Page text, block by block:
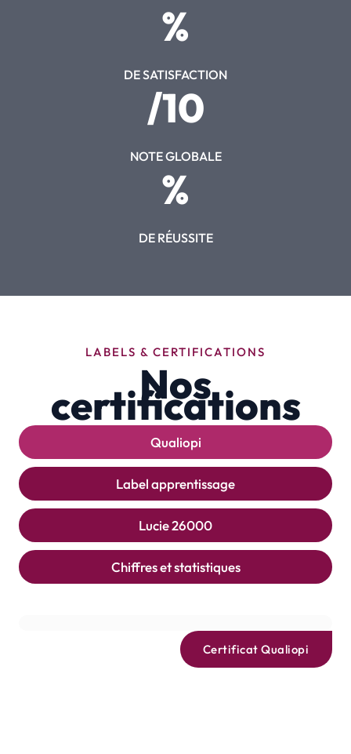
%
DE SATISFACTION
/10
NOTE GLOBALE
%
DE RÉUSSITE
LABELS & CERTIFICATIONS
Nos
certifications
Qualiopi
Label apprentissage
Lucie 26000
Chiffres et statistiques
Certificat Qualiopi